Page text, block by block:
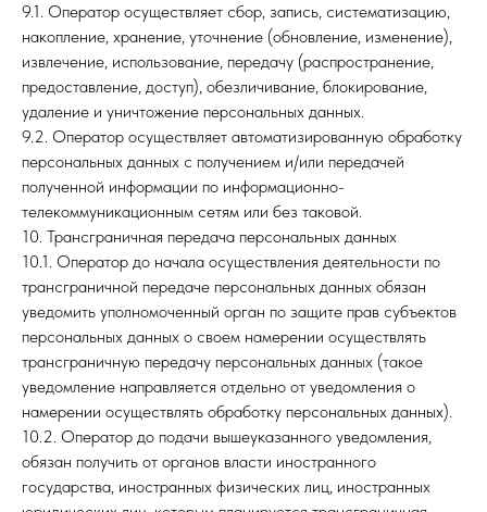
9.1. Оператор осуществляет сбор, запись, систематизацию,
накопление, хранение, уточнение (обновление, изменение),
извлечение, использование, передачу (распространение,
предоставление, доступ), обезличивание, блокирование,
удаление и уничтожение персональных данных.
9.2. Оператор осуществляет автоматизированную обработку
персональных данных с получением и/или передачей
полученной информации по информационно-
телекоммуникационным сетям или без таковой.
10. Трансграничная передача персональных данных
10.1. Оператор до начала осуществления деятельности по
трансграничной передаче персональных данных обязан
уведомить уполномоченный орган по защите прав субъектов
персональных данных о своем намерении осуществлять
трансграничную передачу персональных данных (такое
уведомление направляется отдельно от уведомления о
намерении осуществлять обработку персональных данных).
10.2. Оператор до подачи вышеуказанного уведомления,
обязан получить от органов власти иностранного
государства, иностранных физических лиц, иностранных